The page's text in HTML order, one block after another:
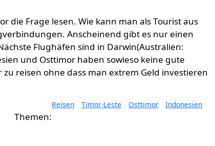
die Frage lesen. Wie kann man als Tourist aus
Anscheinend gibt es nur einen
Flughäfen sind in Darwin(Australien:
und Osttimor haben sowieso keine gute
reisen ohne dass man extrem Geld investieren
Reisen Timor-Leste Osttimor Indonesien